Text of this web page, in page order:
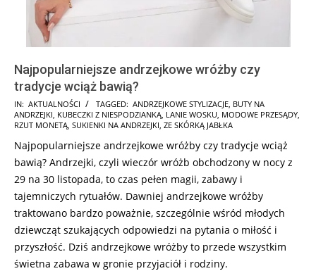
Najpopularniejsze andrzejkowe wróżby czy
tradycje wciąż bawią?
2024-
11-
IN: AKTUALNOŚCI TAGGED: ANDRZEJKOWE STYLIZACJE, BUTY NA
ANDRZEJKI, KUBECZKI Z NIESPODZIANKĄ, LANIE WOSKU, MODOWE PRZESĄDY,
RZUT MONETĄ, SUKIENKI NA ANDRZEJKI, ZE SKÓRKĄ JABŁKA
Najpopularniejsze andrzejkowe wróżby czy tradycje wciąż
bawią? Andrzejki, czyli wieczór wróżb obchodzony w nocy z
29 na 30 listopada, to czas pełen magii, zabawy i
tajemniczych rytuałów. Dawniej andrzejkowe wróżby
traktowano bardzo poważnie, szczególnie wśród młodych
dziewcząt szukających odpowiedzi na pytania o miłość i
przyszłość. Dziś andrzejkowe wróżby to przede wszystkim
świetna zabawa w gronie przyjaciół i rodziny.